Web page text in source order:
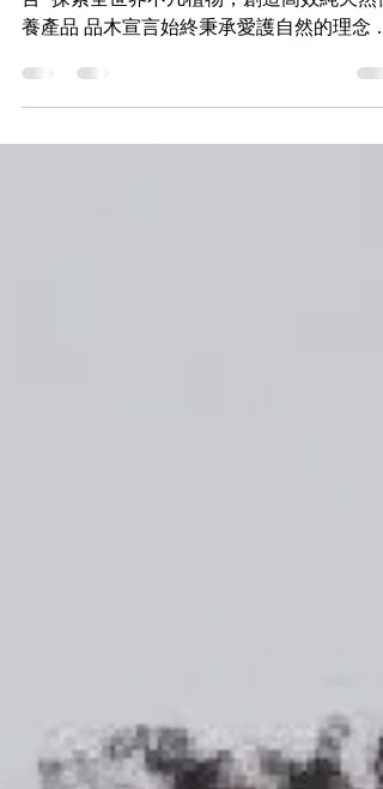
言” 探索全世界不凡植物，創造高效純天然
養產品 品木宣言始終秉承愛護自然的理念
守保護環境的承諾 首創化妝品空瓶回收環保